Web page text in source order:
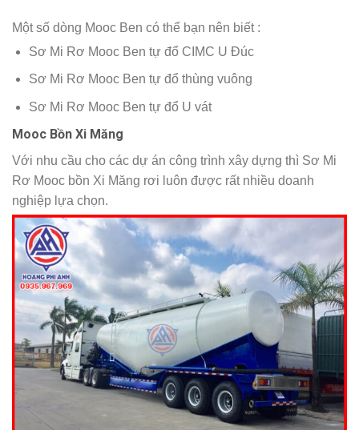
Một số dòng Mooc Ben có thể bạn nên biết :
Sơ Mi Rơ Mooc Ben tự đổ CIMC U Đúc
Sơ Mi Rơ Mooc Ben tự đổ thùng vuông
Sơ Mi Rơ Mooc Ben tự đổ U vát
Mooc Bồn Xi Măng
Với nhu cầu cho các dự án công trình xây dựng thì Sơ Mi
Rơ Mooc bồn Xi Măng rơi luôn được rất nhiều doanh
nghiệp lựa chọn.